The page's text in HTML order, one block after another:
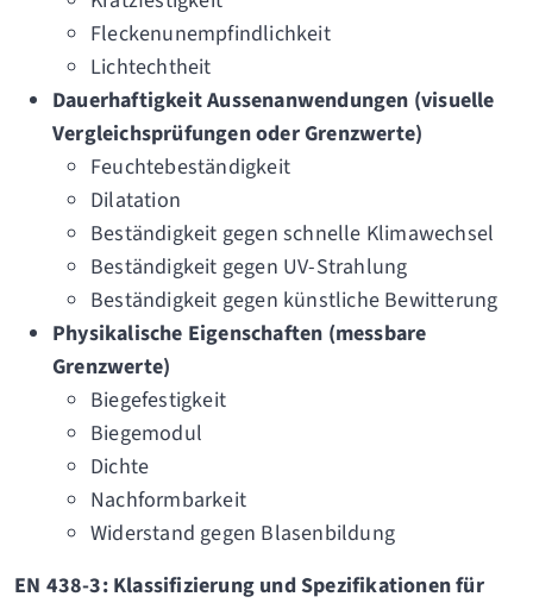
Fleckenunempfindlichkeit
Lichtechtheit
Dauerhaftigkeit Aussenanwendungen (visuelle
Vergleichsprüfungen oder Grenzwerte)
Feuchtebeständigkeit
Dilatation
Beständigkeit gegen schnelle Klimawechsel
Beständigkeit gegen UV-Strahlung
Beständigkeit gegen künstliche Bewitterung
Physikalische Eigenschaften (messbare
Grenzwerte)
Biegefestigkeit
Biegemodul
Dichte
Nachformbarkeit
Widerstand gegen Blasenbildung
EN 438-3: Klassifizierung und Spezifikationen für